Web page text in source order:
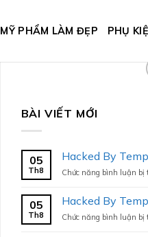
MỸ PHẨM LÀM ĐẸP PHỤ
BÀI VIẾT MỚI
05
Th8
Hacked By
Chức năng bình luận bị
05
Th8
Hacked By
Chức năng bình luận bị